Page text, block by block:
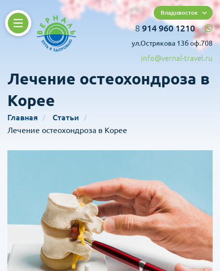
Владивосток
8 914 960 1210
ул.Острякова 13б оф.708
info@vernal-travel.ru
Лечение остеохондроза в
Корее
Главная
Статьи
Лечение остеохондроза в Корее